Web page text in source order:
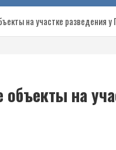
на участке разведения
на